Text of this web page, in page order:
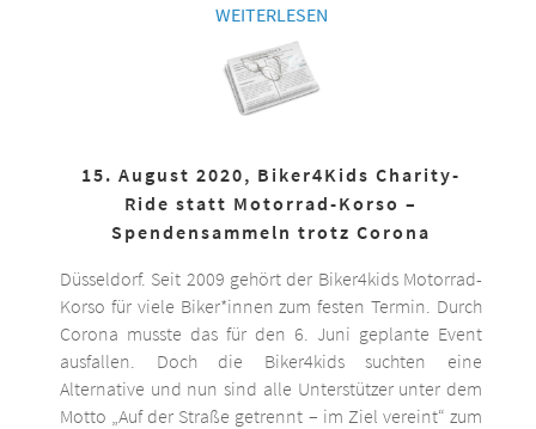
WEITERLESEN
15. August 2020, Biker4Kids Charity-
Ride statt Motorrad-Korso –
Spendensammeln trotz Corona
Düsseldorf. Seit 2009 gehört der Biker4kids Motorrad-
Korso für viele Biker*innen zum festen Termin. Durch
Corona musste das für den 6. Juni geplante Event
ausfallen. Doch die Biker4kids suchten eine
Alternative und nun sind alle Unterstützer unter dem
Motto „Auf der Straße getrennt – im Ziel vereint“ zum